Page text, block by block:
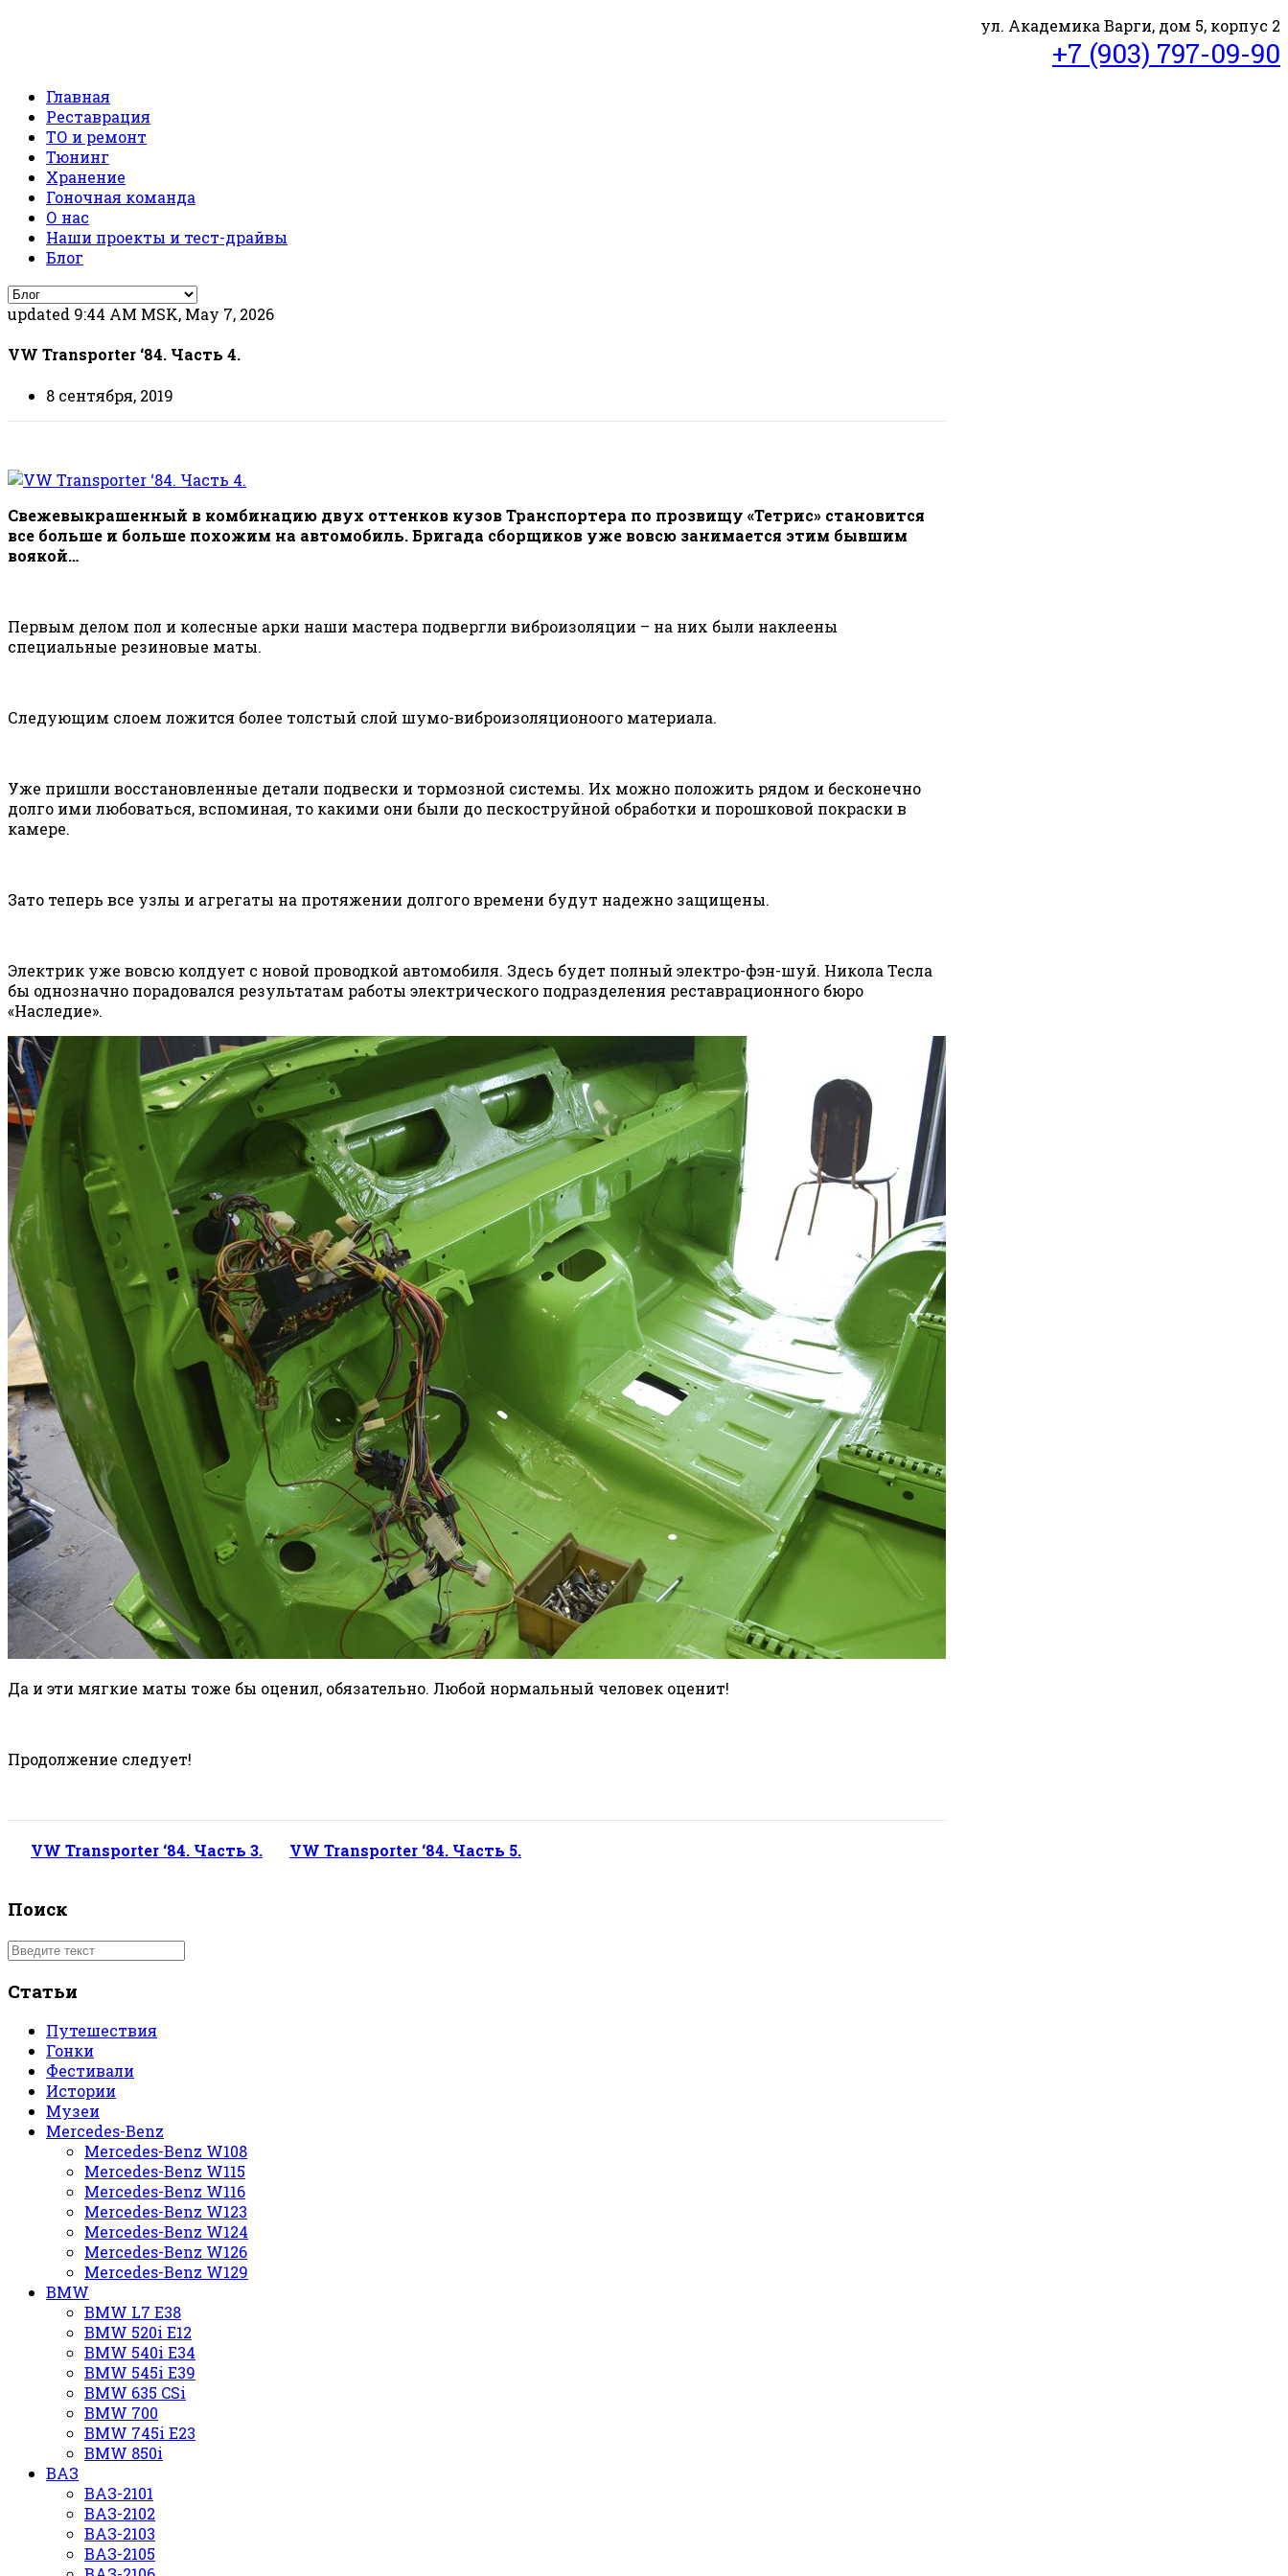
ул. Академика Варги, дом 5, корпус 2
+7 (903) 797-09-90
Главная
Реставрация
ТО и ремонт
Тюнинг
Хранение
Гоночная команда
О нас
Наши проекты и тест-драйвы
Блог
updated 9:44 AM MSK, May 7, 2026
VW Transporter ‘84. Часть 4.
8 сентября, 2019
Свежевыкрашенный в комбинацию двух оттенков кузов Транспортера по прозвищу «Тетрис» становится
все больше и больше похожим на автомобиль. Бригада сборщиков уже вовсю занимается этим бывшим
воякой…
Первым делом пол и колесные арки наши мастера подвергли виброизоляции – на них были наклеены
специальные резиновые маты.
Следующим слоем ложится более толстый слой шумо-виброизоляционоого материала.
Уже пришли восстановленные детали подвески и тормозной системы. Их можно положить рядом и бесконечно
долго ими любоваться, вспоминая, то какими они были до пескоструйной обработки и порошковой покраски в
камере.
Зато теперь все узлы и агрегаты на протяжении долгого времени будут надежно защищены.
Электрик уже вовсю колдует с новой проводкой автомобиля. Здесь будет полный электро-фэн-шуй. Никола Тесла
бы однозначно порадовался результатам работы электрического подразделения реставрационного бюро
«Наследие».
Да и эти мягкие маты тоже бы оценил, обязательно. Любой нормальный человек оценит!
Продолжение следует!
VW Transporter ‘84. Часть 3. VW Transporter ‘84. Часть 5.
Поиск
Статьи
Путешествия
Гонки
Фестивали
Истории
Музеи
Mercedes-Benz
Mercedes-Benz W108
Mercedes-Benz W115
Mercedes-Benz W116
Mercedes-Benz W123
Mercedes-Benz W124
Mercedes-Benz W126
Mercedes-Benz W129
BMW
BMW L7 E38
BMW 520i E12
BMW 540i E34
BMW 545i E39
BMW 635 CSi
BMW 700
BMW 745i E23
BMW 850i
ВАЗ
ВАЗ-2101
ВАЗ-2102
ВАЗ-2103
ВАЗ-2105